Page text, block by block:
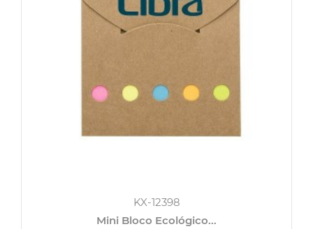
KX-12398
Mini Bloco Ecológico...